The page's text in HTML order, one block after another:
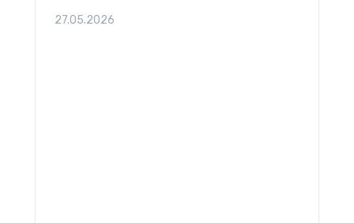
приоритет терминирования (доставки)
27.05.2026